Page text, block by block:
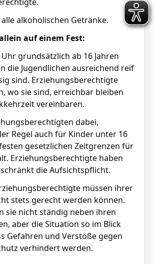
alle alkoholischen Getränke.
auf einem Fest:
grundsätzlich ab 16 Jahren
die Jugendlichen ausreichend reif
sind. Erziehungsberechtigte
wo sie sind, erreichbar bleiben
vereinbaren.
dabei,
Regel auch für Kinder unter 16
gesetzlichen Zeitgrenzen für
Erziehungsberechtigte haben
die Aufsichtspflicht.
müssen ihrer
stets gerecht werden können.
sie nicht ständig neben ihren
aber die Situation so im Blick
Gefahren und Verstöße gegen
verhindert werden.